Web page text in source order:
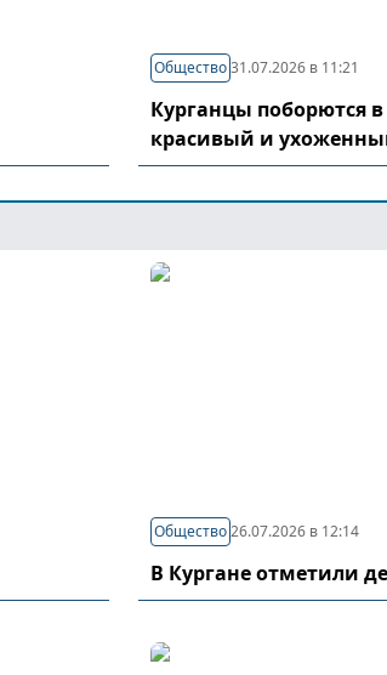
Общество 31.07.2026 в 11:21
Курганцы поборются
красивый и
Общество 26.07.2026 в 12:14
В Кургане отметили